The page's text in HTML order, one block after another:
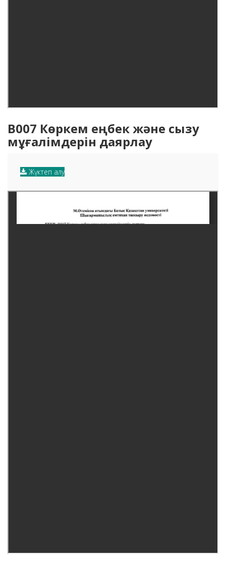
B007 Көркем еңбек және сызу
мұғалімдерін даярлау
Жүктеп алу